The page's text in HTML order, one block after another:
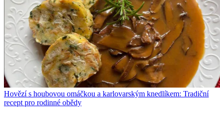
Hovězí s houbovou omáčkou a karlovarským knedlíkem: Tradiční
recept pro rodinné obědy